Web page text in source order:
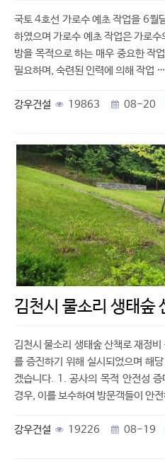
국토 4호선 가로수 예초 작업을 6월
하였으며 가로수 예초 작업은 가로
방을 목적으로 하는 매우 중요한 작
필요하며, 숙련된 인력에 의해 작업 …
강우건설 19863 08-20
김천시 물소리 생태숲
김천시 물소리 생태숲 산책로 재정
를 증진하기 위해 실시되었으며 해
겠습니다. 1. 공사의 목적 안전성
경우, 이를 보수하여 방문객들이 안
강우건설 19226 08-19